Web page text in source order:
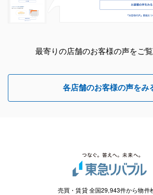
最寄りの店舗のお客様の声をご
各店舗のお客様の声をみ
売買・賃貸 全国29,943件から物件